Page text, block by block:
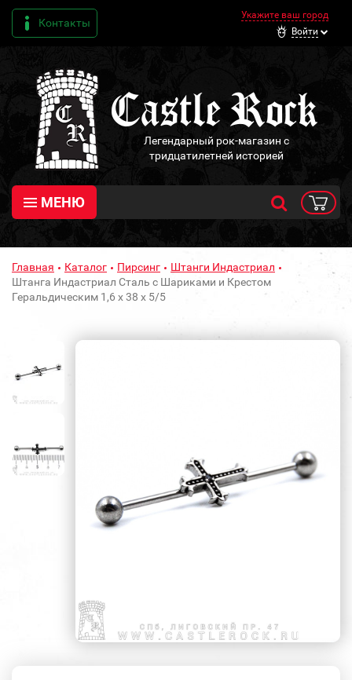
Контакты
Укажите ваш город
Войти
Легендарный рок-магазин с
тридцатилетней историей
МЕНЮ
Главная Каталог Пирсинг
Штанги Индастриал
Штанга Индастриал Сталь с Шариками и Крестом
Геральдическим 1,6 х 38 х 5/5